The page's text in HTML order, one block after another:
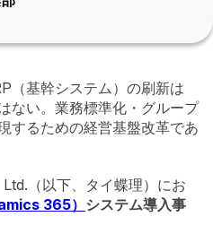
（基幹システム）の刷新は
ない。業務標準化・グループ
するための経営基盤改革であ
（以下、タイ蝶理）にお
365） システム導入事